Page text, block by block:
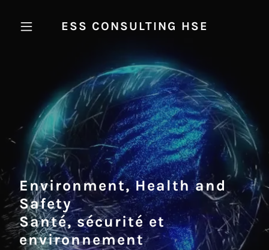
ESS CONSULTING HSE
Environment, Health and
Safety
Santé, sécurité et
environnement